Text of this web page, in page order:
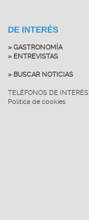
DE INTERÉS
» GASTRONOMÍA
» ENTREVISTAS
» BUSCAR NOTICIAS
TELÉFONOS DE INTERÉS
Política de cookies